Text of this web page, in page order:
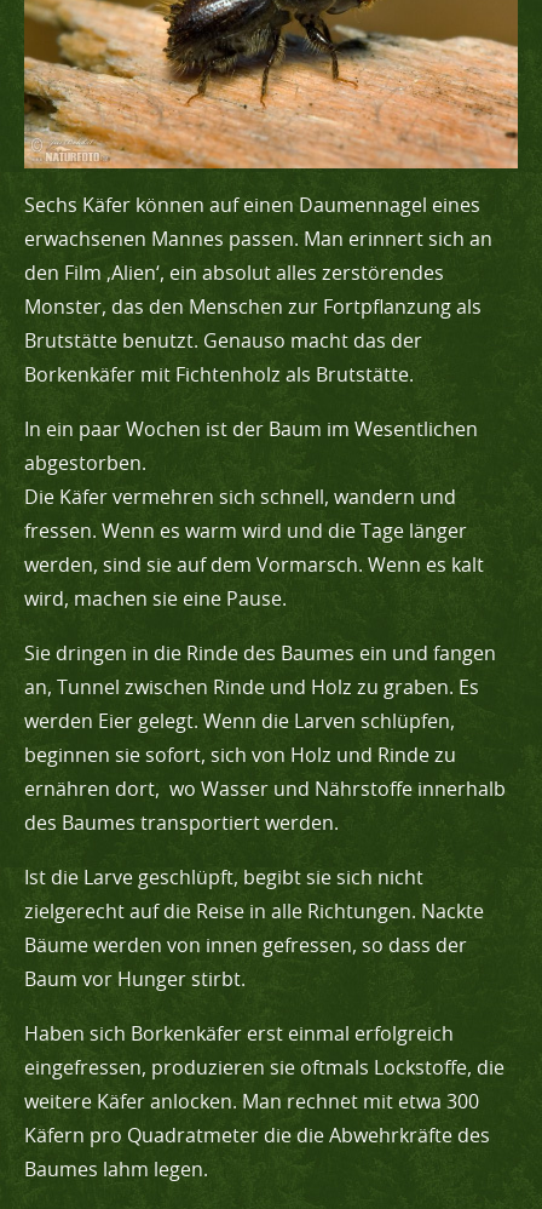
Sechs Käfer können auf einen Daumennagel eines
erwachsenen Mannes passen. Man erinnert sich an
den Film ‚Alien‘, ein absolut alles zerstörendes
Monster, das den Menschen zur Fortpflanzung als
Brutstätte benutzt. Genauso macht das der
Borkenkäfer mit Fichtenholz als Brutstätte.
In ein paar Wochen ist der Baum im Wesentlichen
abgestorben.
Die Käfer vermehren sich schnell, wandern und
fressen. Wenn es warm wird und die Tage länger
werden, sind sie auf dem Vormarsch. Wenn es kalt
wird, machen sie eine Pause.
Sie dringen in die Rinde des Baumes ein und fangen
an, Tunnel zwischen Rinde und Holz zu graben. Es
werden Eier gelegt. Wenn die Larven schlüpfen,
beginnen sie sofort, sich von Holz und Rinde zu
ernähren dort, wo Wasser und Nährstoffe innerhalb
des Baumes transportiert werden.
Ist die Larve geschlüpft, begibt sie sich nicht
zielgerecht auf die Reise in alle Richtungen. Nackte
Bäume werden von innen gefressen, so dass der
Baum vor Hunger stirbt.
Haben sich Borkenkäfer erst einmal erfolgreich
eingefressen, produzieren sie oftmals Lockstoffe, die
weitere Käfer anlocken. Man rechnet mit etwa 300
Käfern pro Quadratmeter die die Abwehrkräfte des
Baumes lahm legen.